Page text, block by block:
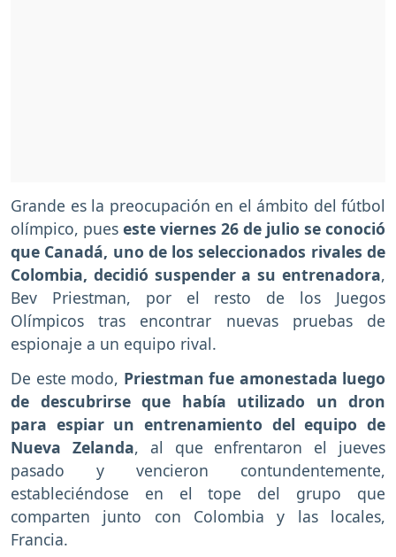
Grande es la preocupación en el ámbito del fútbol
olímpico, pues este viernes 26 de julio se conoció
que Canadá, uno de los seleccionados rivales de
Colombia, decidió suspender a su entrenadora,
Bev Priestman, por el resto de los Juegos
Olímpicos tras encontrar nuevas pruebas de
espionaje a un equipo rival.
De este modo, Priestman fue amonestada luego
de descubrirse que había utilizado un dron
para espiar un entrenamiento del equipo de
Nueva Zelanda, al que enfrentaron el jueves
pasado y vencieron contundentemente,
estableciéndose en el tope del grupo que
comparten junto con Colombia y las locales,
Francia.